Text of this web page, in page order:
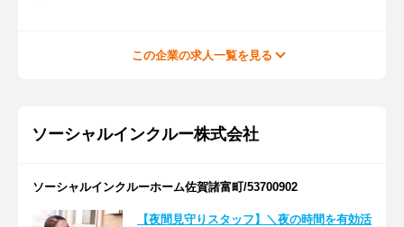
この企業の求人一覧を見る
ソーシャルインクルー株式会社
ソーシャルインクルーホーム佐賀諸富町/53700902
【夜間見守りスタッフ】＼夜の時間を有効活